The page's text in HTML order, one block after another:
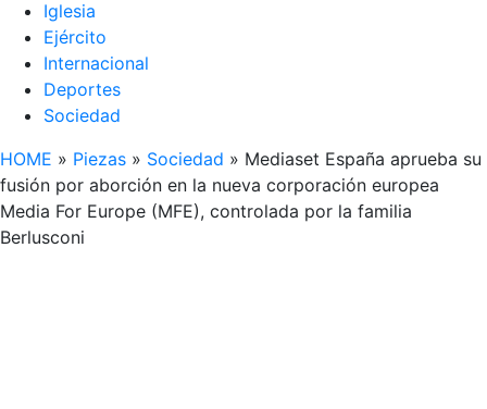
Iglesia
Ejército
Internacional
Deportes
Sociedad
HOME » Piezas » Sociedad » Mediaset España aprueba su
fusión por aborción en la nueva corporación europea
Media For Europe (MFE), controlada por la familia
Berlusconi